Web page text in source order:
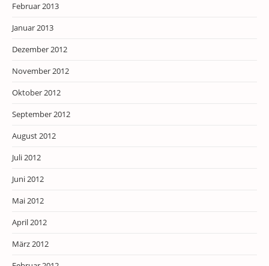
Februar 2013
Januar 2013
Dezember 2012
November 2012
Oktober 2012
September 2012
August 2012
Juli 2012
Juni 2012
Mai 2012
April 2012
März 2012